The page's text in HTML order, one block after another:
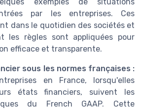
par les entreprises. Ces
dans le quotidien des sociétés et
les règles sont appliquées pour
efficace et transparente.
sous les normes françaises :
en France, lorsqu'elles
états financiers, suivent les
du French GAAP. Cette